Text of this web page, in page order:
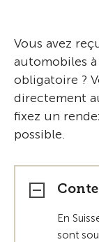
Vous avez
automobiles
obligatoire ?
directement
fixez un
possible.
En
sont